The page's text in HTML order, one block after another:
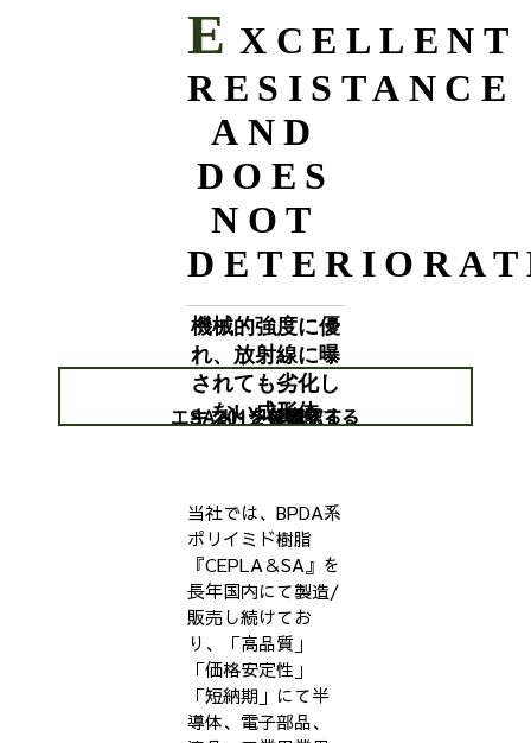
エキストラを確認する
SA201を確認する
E XCELLENT
RESISTANCE
AND
DOES
NOT
機械的強度に優
れ、放射線に曝
されても劣化し
ない成形体
当社では、BPDA系
ポリイミド樹脂
『CEPLA＆SA』を
長年国内にて製造/
販売し続けてお
り、「高品質」
「価格安定性」
「短納期」にて半
導体、電子部品、